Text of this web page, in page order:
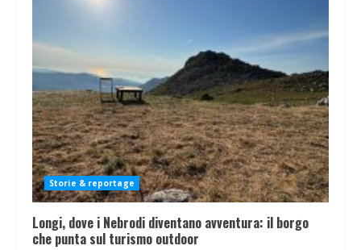
Storie & reportage
Longi, dove i Nebrodi diventano avventura: il borgo
che punta sul turismo outdoor